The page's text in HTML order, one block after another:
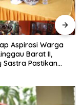
Aspirasi Warga
Barat II,
Sastra Pastikan